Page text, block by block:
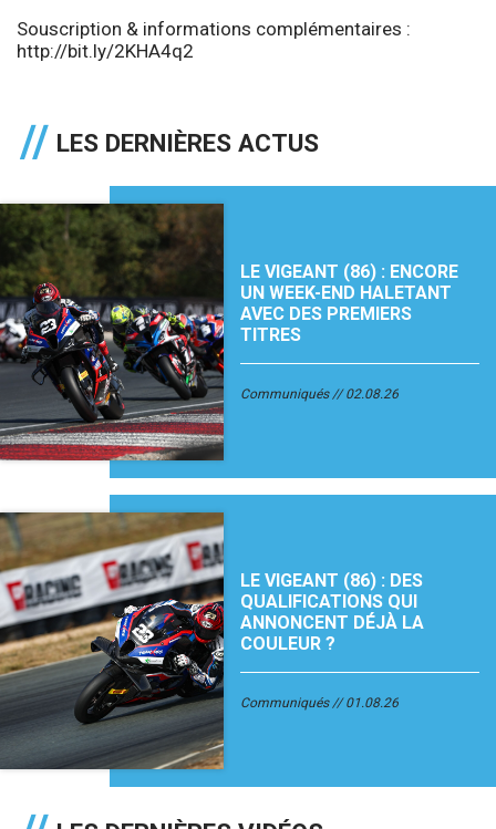
Souscription & informations complémentaires :
http://bit.ly/2KHA4q2
LES DERNIÈRES ACTUS
LE VIGEANT (86) : ENCORE
UN WEEK-END HALETANT
AVEC DES PREMIERS
TITRES
Communiqués 02.08.26
LE VIGEANT (86) : DES
QUALIFICATIONS QUI
ANNONCENT DÉJÀ LA
COULEUR ?
Communiqués 01.08.26